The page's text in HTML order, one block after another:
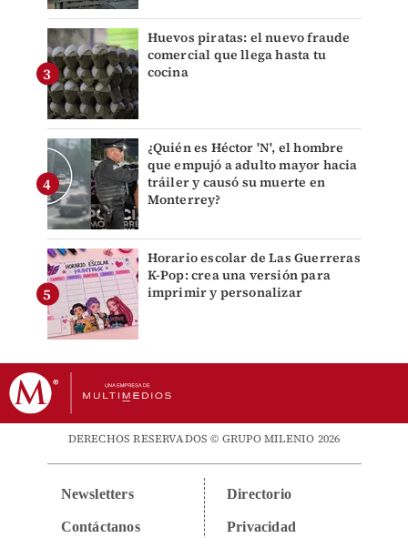
Huevos piratas: el nuevo fraude
comercial que llega hasta tu
cocina
¿Quién es Héctor 'N', el hombre
que empujó a adulto mayor hacia
tráiler y causó su muerte en
Monterrey?
Horario escolar de Las Guerreras
K-Pop: crea una versión para
imprimir y personalizar
DERECHOS RESERVADOS © GRUPO MILENIO 2026
Newsletters
Contáctanos
Directorio
Privacidad